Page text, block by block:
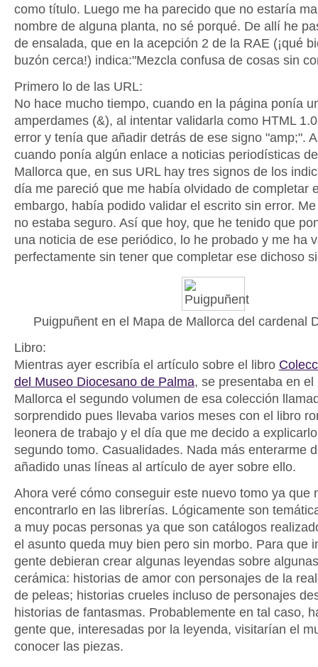
como título. Luego me ha parecido que no estaría
nombre de alguna planta, no sé porqué. De allí he
de ensalada, que en la acepción 2 de la RAE (¡qué
buzón cerca!) indica:"Mezcla confusa de cosas sin
Primero lo de las URL:
No hace mucho tiempo, cuando en la página ponía
amperdames (&), al intentar validarla como HTML
error y tenía que añadir detrás de ese signo "amp;".
cuando ponía algún enlace a noticias periodísticas
Mallorca que, en sus URL hay tres signos de los
día me pareció que me había olvidado de completar
embargo, había podido validar el escrito sin error.
no estaba seguro. Así que hoy, que he tenido que
una noticia de ese periódico, lo he probado y me ha
perfectamente sin tener que completar ese dichoso
Puigpuñent en el Mapa de Mallorca del cardenal
Libro:
Mientras ayer escribía el artículo sobre el libro
del Museo Diocesano de Palma, se presentaba en el
Mallorca el segundo volumen de esa colección
sorprendido pues llevaba varios meses con el libro
leonera de trabajo y el día que me decido a
segundo tomo. Casualidades. Nada más enterarme
añadido unas líneas al artículo de ayer sobre ello.
Ahora veré cómo conseguir este nuevo tomo ya que
encontrarlo en las librerías. Lógicamente son
a muy pocas personas ya que son catálogos
el asunto queda muy bien pero sin morbo. Para que
gente debieran crear algunas leyendas sobre
cerámica: historias de amor con personajes de la
de peleas; historias crueles incluso de personajes
historias de fantasmas. Probablemente en tal caso,
gente que, interesadas por la leyenda, visitarían el
conocer las piezas.